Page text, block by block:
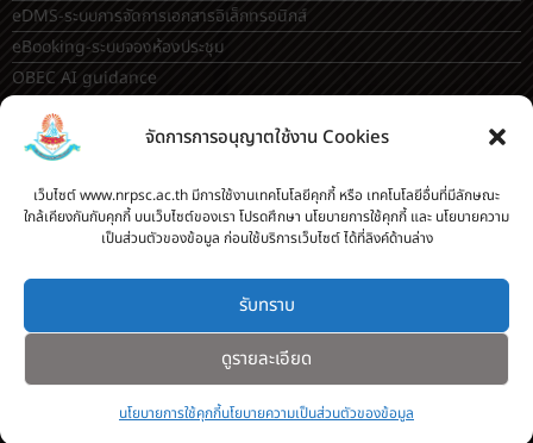
จัดการการอนุญาตใช้งาน Cookies
เว็บไซต์ www.nrpsc.ac.th มีการใช้งานเทคโนโลยีคุกกี้ หรือ เทคโนโลยีอื่นที่มีลักษณะ
ใกล้เคียงกันกับคุกกี้ บนเว็บไซต์ของเรา โปรดศึกษา นโยบายการใช้คุกกี้ และ นโยบายความ
เป็นส่วนตัวของข้อมูล ก่อนใช้บริการเว็บไซต์ ได้ที่ลิงค์ด้านล่าง
รับทราบ
ดูรายละเอียด
นโยบายการใช้คุกกี้นโยบายความเป็นส่วนตัวของข้อมูล
eDMS-ระบบการจัดการเอกสารอิเล็กทรอนิกส์
eBooking-ระบบจองห้องประชุม
OBEC AI guidance
ระบบจองห้อง/สถานที่
กระดานสนทนา(forum)
ขออนุญาตออกนอกโรงเรียน
ระบบส่งแผนการสอนออนไลน์
ระบบนิเทศการจัดการเรียนการสอน
บันทึกข้อมูลเกียรติบัตร/รายงานการอบรม
ระบบเช็คนักเรียนมาสายออนไลน์
สำหรับครู [
ลากิจส่วนตัว/ลาป่วย/ไปราชการ